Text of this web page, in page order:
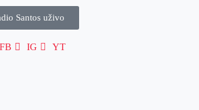
Santos uživo
FB IG YT